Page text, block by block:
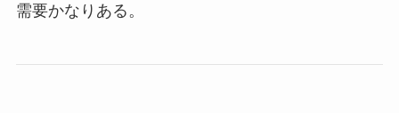
需要かなりある。